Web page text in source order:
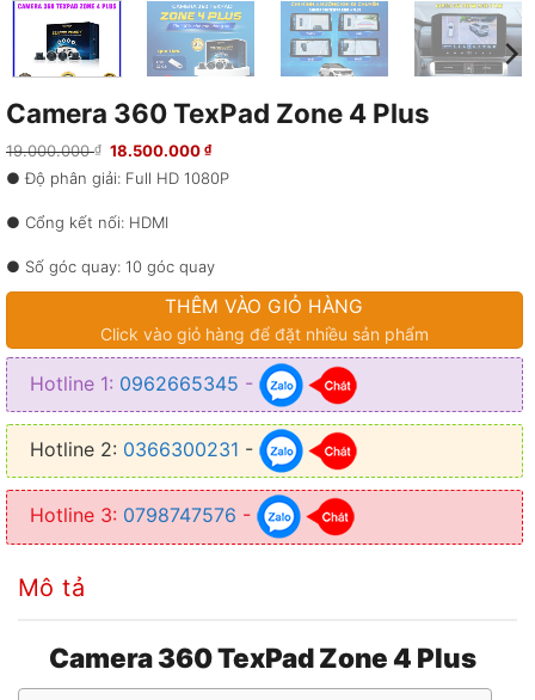
Camera 360 TexPad Zone 4 Plus
19.000.000₫
Giá
là:
18.500.000 ₫Giá
tại
● Độ phân giải: Full HD 1080P
● Cổng kết nối: HDMI
● Số góc quay: 10 góc quay
● Chỉ số chống nước: IP67
● Mô phỏng 3D: Có
● Ghi hành trình: Có
● Mắt camera 360: Sony
THÊM VÀO GIỎ HÀNG
Click vào giỏ hàng để đặt nhiều sản phẩm
Hotline 1: 0962665345 -
Hotline 2: 0366300231 -
Hotline 3: 0798747576 -
Mô tả
Camera 360 TexPad Zone 4 Plus